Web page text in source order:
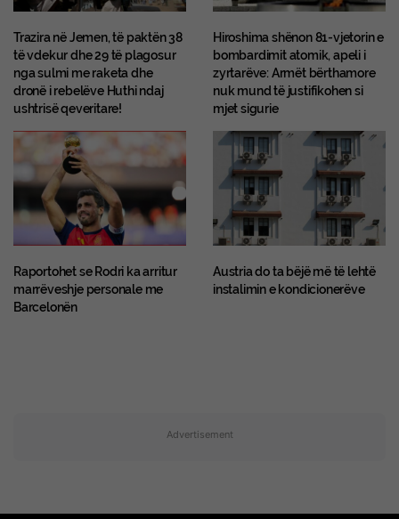
Trazira në Jemen, të paktën 38
të vdekur dhe 29 të plagosur
nga sulmi me raketa dhe
dronë i rebelëve Huthi ndaj
ushtrisë qeveritare!
Hiroshima shënon 81-vjetorin e
bombardimit atomik, apeli i
zyrtarëve: Armët bërthamore
nuk mund të justifikohen si
mjet sigurie
Raportohet se Rodri ka arritur
marrëveshje personale me
Barcelonën
Austria do ta bëjë më të lehtë
instalimin e kondicionerëve
Advertisement